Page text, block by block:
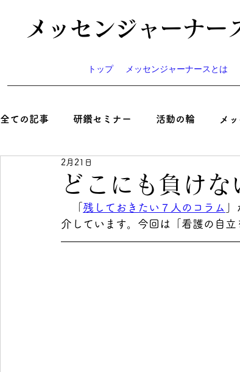
メッセンジャーナー
トップ メッセンジャーナースとは
全ての記事 研鑽セミナー 活動の輪 メ
心と絆といのち
イベント 遠藤
どこにも負け
2月21日
「 残しておきたい７人のコラム
介しています。今回は「 看護の自立